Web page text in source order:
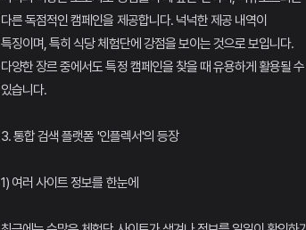
다른 독점적인 캠페인을 제공합니다. 넉넉한 제공 내역이
특징이며, 특히 식당 체험단에 강점을 보이는 것으로 보입니다.
다양한 장르 중에서도 특정 캠페인을 찾을 때 유용하게 활용될 수
있습니다.
3. 통합 검색 플랫폼 '인플렉서'의 등장
1) 여러 사이트 정보를 한눈에